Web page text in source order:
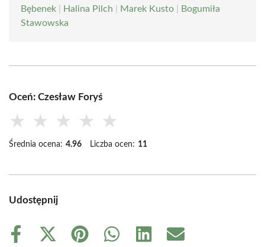
Bębenek
Halina Pilch Marek Kusto
Bogumiła
Stawowska
Oceń: Czesław Foryś
★ ★ ★ ★ ★
Średnia ocena: 4.96 Liczba ocen: 11
Udostępnij
Share
Share
Share
Share
Share
Share